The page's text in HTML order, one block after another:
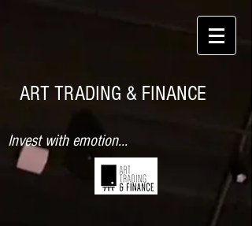
ART TRADING & FINANCE
Invest with emotion...